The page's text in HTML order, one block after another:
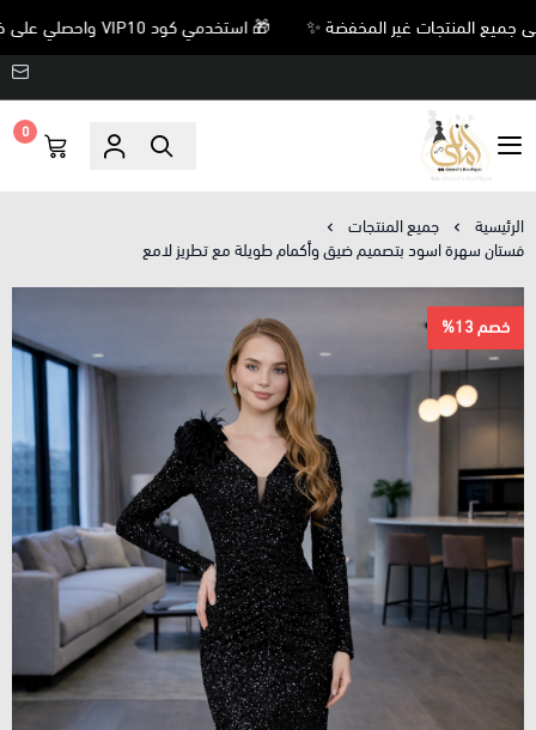
🎁 استخدمي كود VIP10 واحصلي على خصم 10% على جميع المنتجات غير المخفضة ✨
Amani’s Boutique
0
الرئيسية
جميع المنتجات
فستان سهرة اسود بتصميم ضيق وأكمام طويلة مع تطريز لامع
خصم 13%